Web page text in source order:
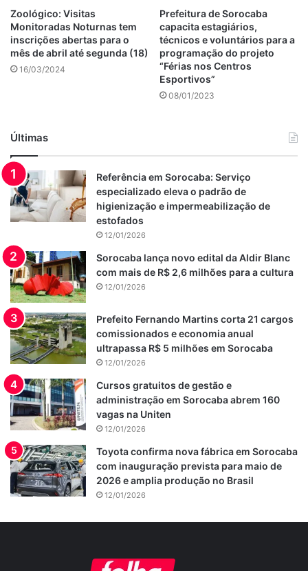
Zoológico: Visitas
Monitoradas Noturnas tem
inscrições abertas para o
mês de abril até segunda (18)
16/03/2024
Prefeitura de Sorocaba
capacita estagiários,
técnicos e voluntários para a
programação do projeto
“Férias nos Centros
Esportivos”
08/01/2023
Últimas
Referência em Sorocaba: Serviço
especializado eleva o padrão de
higienização e impermeabilização de
estofados
12/01/2026
Sorocaba lança novo edital da Aldir Blanc
com mais de R$ 2,6 milhões para a cultura
12/01/2026
Prefeito Fernando Martins corta 21 cargos
comissionados e economia anual
ultrapassa R$ 5 milhões em Sorocaba
12/01/2026
Cursos gratuitos de gestão e
administração em Sorocaba abrem 160
vagas na Uniten
12/01/2026
Toyota confirma nova fábrica em Sorocaba
com inauguração prevista para maio de
2026 e amplia produção no Brasil
12/01/2026